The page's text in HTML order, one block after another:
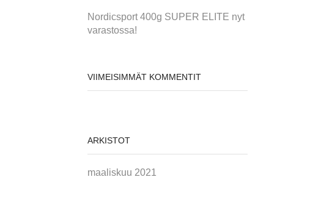
Nordicsport 400g SUPER ELITE nyt
varastossa!
VIIMEISIMMÄT KOMMENTIT
ARKISTOT
maaliskuu 2021